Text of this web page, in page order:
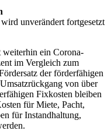
unverändert fortgesetzt
weiterhin ein Corona-
im Vergleich zum
der förderfähigen
von über
Fixkosten bleiben
für Miete, Pacht,
für Instandhaltung,